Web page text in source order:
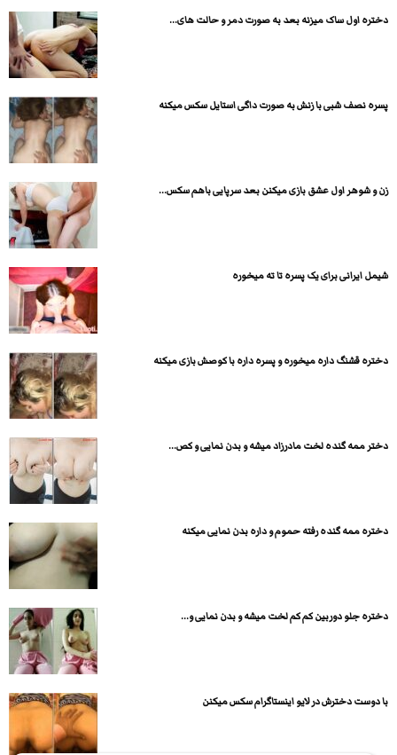
دختره اول ساک میزنه بعد به صورت دمر و حالت های...
پسره نصف شبی با زنش به صورت داگی استایل سکس میکنه
زن و شوهر اول عشق بازی میکنن بعد سرپایی باهم سکس...
شیمل ایرانی برای یک پسره تا ته میخوره
دختره قشنگ داره میخوره و پسره داره با کوصش بازی میکنه
دختر ممه گنده لخت مادرزاد میشه و بدن نمایی و کص...
دختره ممه گنده رفته حموم و داره بدن نمایی میکنه
دختره جلو دوربین کم کم لخت میشه و بدن نمایی و...
با دوست دخترش در لایو اینستاگرام سکس میکنن